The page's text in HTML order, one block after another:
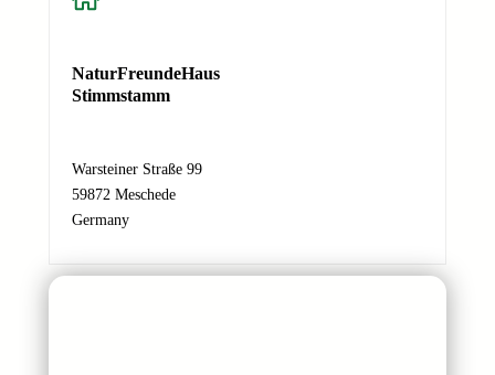
s
a
N
a
c
r
NaturFreundeHaus
Stimmstamm
Warsteiner Straße 99
59872 Meschede
Germany